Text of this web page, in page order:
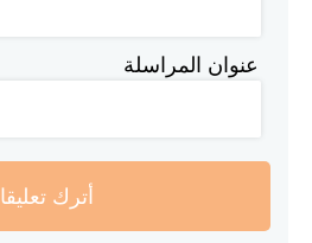
عنوان المراسلة
أترك تعليقا